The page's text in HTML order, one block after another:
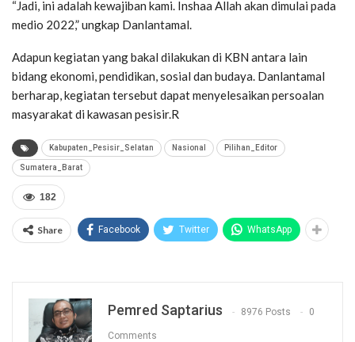
“Jadi, ini adalah kewajiban kami. Inshaa Allah akan dimulai pada
medio 2022,” ungkap Danlantamal.
Adapun kegiatan yang bakal dilakukan di KBN antara lain
bidang ekonomi, pendidikan, sosial dan budaya. Danlantamal
berharap, kegiatan tersebut dapat menyelesaikan persoalan
masyarakat di kawasan pesisir.R
Kabupaten_Pesisir_Selatan Nasional Pilihan_Editor
Sumatera_Barat
182
Share Facebook Twitter WhatsApp
Pemred Saptarius 8976 Posts 0
Comments